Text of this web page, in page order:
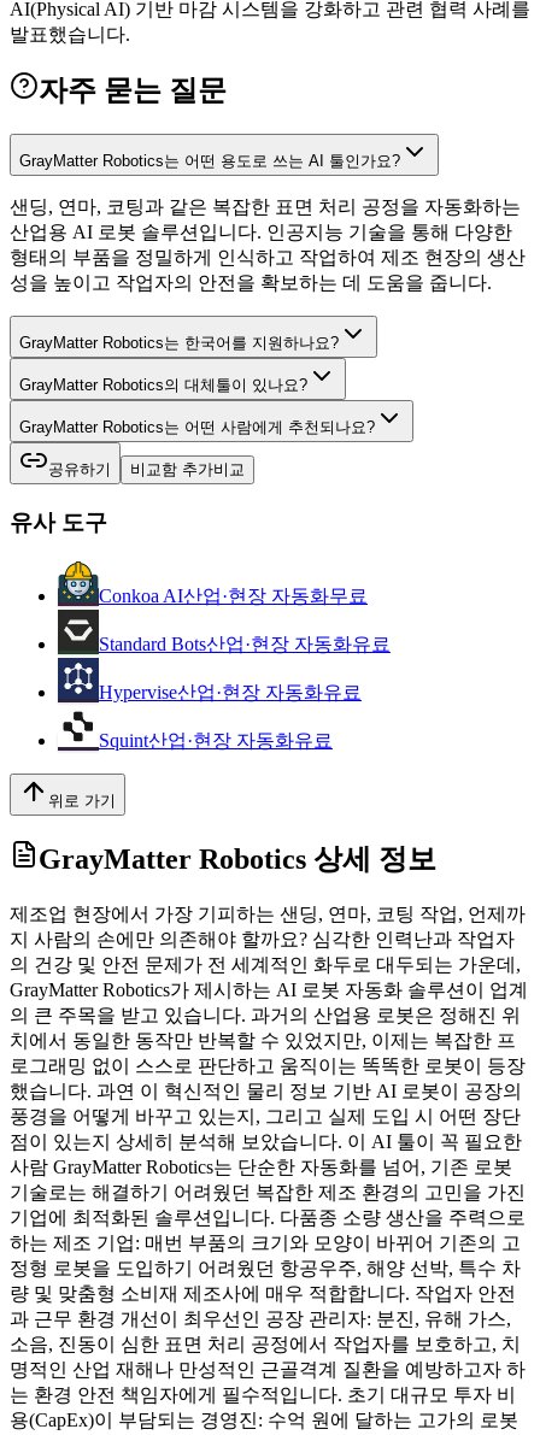
AI(Physical AI) 기반 마감 시스템을 강화하고 관련 협력 사례를
발표했습니다.
자주 묻는 질문
GrayMatter Robotics는 어떤 용도로 쓰는 AI 툴인가요?
샌딩, 연마, 코팅과 같은 복잡한 표면 처리 공정을 자동화하는
산업용 AI 로봇 솔루션입니다. 인공지능 기술을 통해 다양한
형태의 부품을 정밀하게 인식하고 작업하여 제조 현장의 생산
성을 높이고 작업자의 안전을 확보하는 데 도움을 줍니다.
GrayMatter Robotics는 한국어를 지원하나요?
GrayMatter Robotics의 대체툴이 있나요?
GrayMatter Robotics는 어떤 사람에게 추천되나요?
공유하기 비교함 추가비교
유사 도구
Conkoa AI산업·현장 자동화무료
Standard Bots산업·현장 자동화유료
Hypervise산업·현장 자동화유료
Squint산업·현장 자동화유료
위로 가기
GrayMatter Robotics 상세 정보
제조업 현장에서 가장 기피하는 샌딩, 연마, 코팅 작업, 언제까
지 사람의 손에만 의존해야 할까요? 심각한 인력난과 작업자
의 건강 및 안전 문제가 전 세계적인 화두로 대두되는 가운데,
GrayMatter Robotics가 제시하는 AI 로봇 자동화 솔루션이 업계
의 큰 주목을 받고 있습니다. 과거의 산업용 로봇은 정해진 위
치에서 동일한 동작만 반복할 수 있었지만, 이제는 복잡한 프
로그래밍 없이 스스로 판단하고 움직이는 똑똑한 로봇이 등장
했습니다. 과연 이 혁신적인 물리 정보 기반 AI 로봇이 공장의
풍경을 어떻게 바꾸고 있는지, 그리고 실제 도입 시 어떤 장단
점이 있는지 상세히 분석해 보았습니다. 이 AI 툴이 꼭 필요한
사람 GrayMatter Robotics는 단순한 자동화를 넘어, 기존 로봇
기술로는 해결하기 어려웠던 복잡한 제조 환경의 고민을 가진
기업에 최적화된 솔루션입니다. 다품종 소량 생산을 주력으로
하는 제조 기업: 매번 부품의 크기와 모양이 바뀌어 기존의 고
정형 로봇을 도입하기 어려웠던 항공우주, 해양 선박, 특수 차
량 및 맞춤형 소비재 제조사에 매우 적합합니다. 작업자 안전
과 근무 환경 개선이 최우선인 공장 관리자: 분진, 유해 가스,
소음, 진동이 심한 표면 처리 공정에서 작업자를 보호하고, 치
명적인 산업 재해나 만성적인 근골격계 질환을 예방하고자 하
는 환경 안전 책임자에게 필수적입니다. 초기 대규모 투자 비
용(CapEx)이 부담되는 경영진: 수억 원에 달하는 고가의 로봇